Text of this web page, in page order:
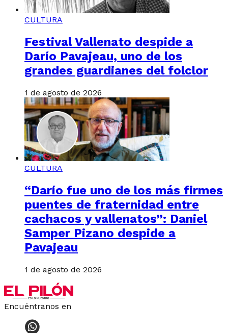
CULTURA
Festival Vallenato despide a
Darío Pavajeau, uno de los
grandes guardianes del folclor
1 de agosto de 2026
CULTURA
“Darío fue uno de los más firmes
puentes de fraternidad entre
cachacos y vallenatos”: Daniel
Samper Pizano despide a
Pavajeau
1 de agosto de 2026
Encuéntranos en